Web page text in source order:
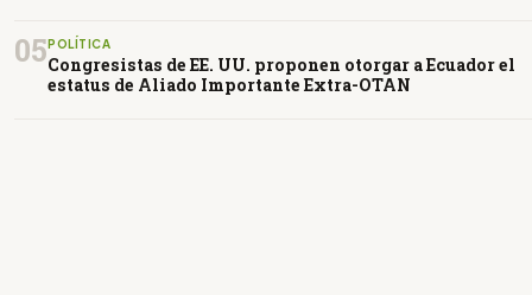
05 POLÍTICA
Congresistas de EE. UU. proponen otorgar a Ecuador el
estatus de Aliado Importante Extra-OTAN